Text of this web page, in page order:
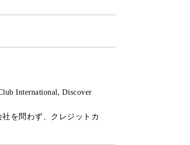
International, Discover
を問わず、クレジットカ